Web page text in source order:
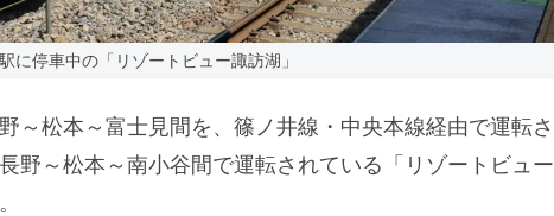
に停車中の「リゾートビュー諏訪湖」
～松本～富士見間を、篠ノ井線・中央本線経由で運転さ
野～松本～南小谷間で運転されている「リゾートビュー